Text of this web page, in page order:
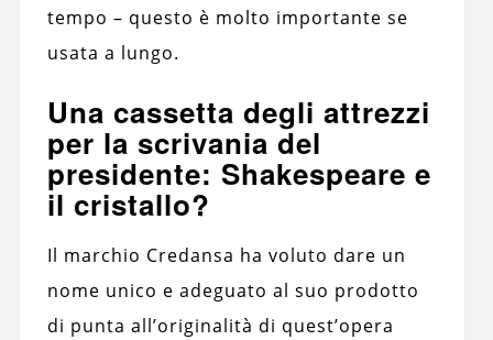
tempo – questo è molto importante se
usata a lungo.
Una cassetta degli attrezzi
per la scrivania del
presidente: Shakespeare e
il cristallo?
Il marchio Credansa ha voluto dare un
nome unico e adeguato al suo prodotto
di punta all’originalità di quest’opera